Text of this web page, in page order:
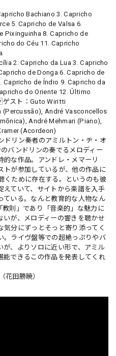
Bachiano 3. Capricho
5. Capricho de Valsa 6.
Pixinguinha 8. Capricho de
do Céu 11. Capricho
2. Capricho da Lua 3. Capricho
de Donga 6. Capricho de
de Índio 9. Capricho da
do Oriente 12. Último
スト：Guto Wiritti
(Percussão), André Vasconcellos
André Mehmari (Piano),
(Acordeon)
リン奏者のアミルトン・ヂ・オ
バンドリンの奏でるメロディー
な作品。アンドレ・メマーリ
トが参加しているが、他の作品に
くために存在する。というのも彼
えていて、サイトから楽譜を入手
ている。なんと教育的な人物なん
教則」であり「音楽的」な魅力に
いが、メロディーの響きを聴かせ
分にずっとそっと寄り添ってく
。ライヴ盤等での超絶っぷりやバ
が、よりソロに近い形で、アミル
能できるこの作品を発表してくれ
花田勝暁）